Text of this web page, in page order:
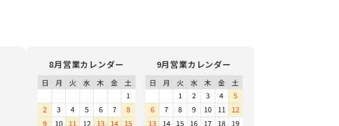
8月営業カレンダー 9月営業カレンダー